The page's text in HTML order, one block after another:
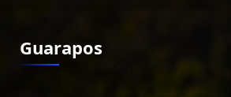
Guarapos